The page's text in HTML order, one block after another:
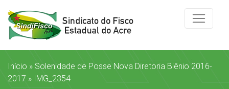
Início » Solenidade de Posse Nova Diretoria Biênio 2016-
2017 » IMG_2354